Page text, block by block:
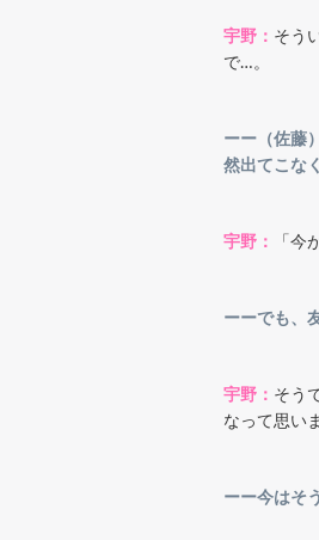
宇野： そう
で…。
ーー（佐藤
然出てこな
宇野： 「今
ーーでも、
宇野： そう
なって思い
ーー今はそ